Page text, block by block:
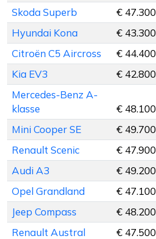
Skoda Superb
€ 47.300
Hyundai Kona
€ 43.300
Citroën C5 Aircross
€ 44.400
Kia EV3
€ 42.800
Mercedes-Benz A-
klasse
€ 48.100
Mini Cooper SE
€ 49.700
Renault Scenic
€ 47.900
Audi A3
€ 49.200
Opel Grandland
€ 47.100
Jeep Compass
€ 48.200
Renault Austral
€ 47.500